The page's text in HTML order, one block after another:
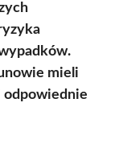
mieli
odpowiednie